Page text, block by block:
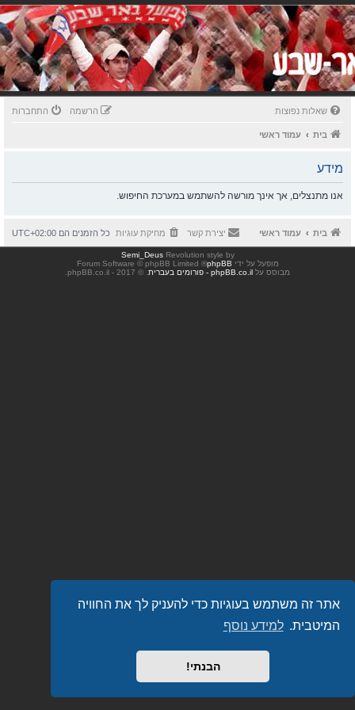
אתר זה משתמש בעוגיות כדי להעניק לך את החוויה
המיטבית. למידע נוסף
הבנתי!
שאלות נפוצות התחברות הרשמה
בית עמוד ראשי
מידע
אנו מתנצלים, אך אינך מורשה להשתמש במערכת החיפוש.
בית עמוד ראשי כל הזמנים הם UTC+02:00 מחיקת עוגיות יצירת קשר
Revolution style by
Semi_Deus
מופעל על ידי phpBB
® Forum Software © phpBB Limited
מבוסס על phpBB.co.il - פורומים בעברית . © 2017 - phpBB.co.il.